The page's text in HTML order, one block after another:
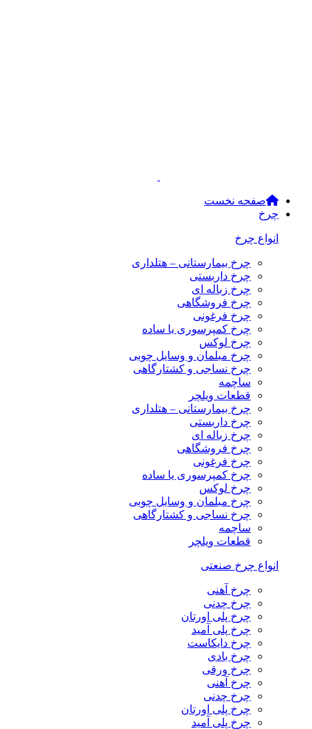
صفحه نخست
چرخ
انواع چرخ
چرخ بیمارستانی – هتلداری
چرخ داربستی
چرخ زباله ای
چرخ فروشگاهی
چرخ فرغونی
چرخ کمپرسوری یا ساده
چرخ لوکس
چرخ مبلمان و وسایل چوبی
چرخ نساجی و کشتارگاهی
ساچمه
قطعات ویلچر
چرخ بیمارستانی – هتلداری
چرخ داربستی
چرخ زباله ای
چرخ فروشگاهی
چرخ فرغونی
چرخ کمپرسوری یا ساده
چرخ لوکس
چرخ مبلمان و وسایل چوبی
چرخ نساجی و کشتارگاهی
ساچمه
قطعات ویلچر
انواع چرخ صنعتی
چرخ آهنی
چرخ چدنی
چرخ پلی اورتان
چرخ پلی آمید
چرخ دایکاست
چرخ بادی
چرخ ورقی
چرخ آهنی
چرخ چدنی
چرخ پلی اورتان
چرخ پلی آمید